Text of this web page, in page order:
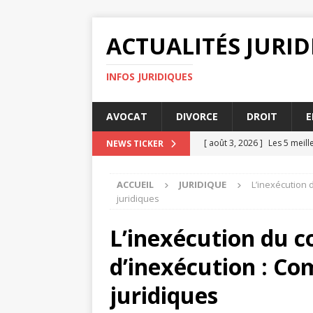
ACTUALITÉS
INFOS JURIDIQUES
AVOCAT DIVORCE DROIT
NEWS TICKER [ août 3, 2026 ] Les 5
[ juillet 30, 2026 ]
ENTREPRISE
[ août 4, 2026 ]
La
ACCUEIL JURIDIQUE
L’inexécution
juridiques
L’inexécution du
d’inexécution :
juridiques